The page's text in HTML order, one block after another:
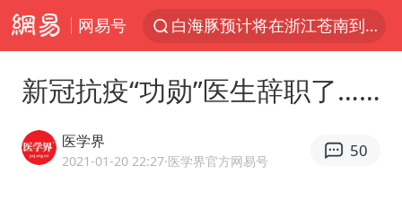
网易号
白海豚预计将在浙江苍南到三门一带登陆
国足U17与阿森纳决赛取消 并列冠军
上门女婿出轨女邻居多年被判重婚罪
新冠抗疫“功勋”医生辞职了……
医学界
2021-01-20 22:27·医学界官方网易号
50